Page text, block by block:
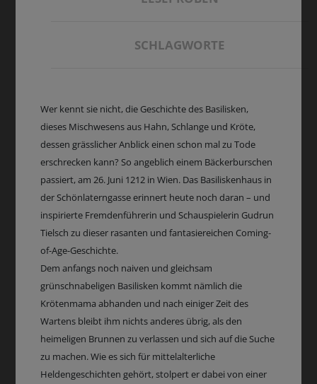
SCHLAGWORTE
Wer kennt sie nicht, die Geschichte des Basilisken,
dieses Mischwesens aus Hahn, Schlange und Kröte,
dessen grässlicher Anblick einen schon mal zu Tode
erschrecken kann? So angeblich einem Bäckerburschen
passiert, am 26. Juni 1212 in Wien. Das Basiliskenhaus in
der Schönlaterngasse erinnert heute noch daran – und
inspirierte Fremdenführerin und Schauspielerin Gudrun
Tielsch zu dieser rasanten und fantasiereichen Coming-
of-Age-Geschichte.
Dem anfangs noch naiven und gleichsam
grünschnabeligen Basilisken kommt nämlich die
Krötenmama abhanden und nach einiger Zeit des
Wartens bleibt ihm nichts anderes übrig, als den
heimeligen Brunnen zu verlassen und sich auf die Suche
zu machen. Wie es sich für mittelalterliche
Heldengeschichten gehört, stolpert er dabei von einer